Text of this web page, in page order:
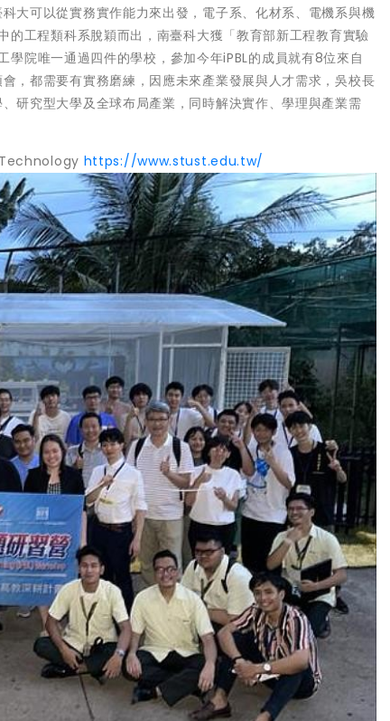
大可以從實務實作能力來出發，電子系、化材系、電機系與機
工程類科系脫穎而出，南臺科大獲「教育部新工程教育實驗
學院唯一通過四件的學校，參加今年iPBL的成員就有8位來自
，都需要有實務磨練，因應未來產業發展與人才需求，吳校長
研究型大學及全球布局產業，同時解決實作、學理與產業需
https://www.stust.edu.tw/